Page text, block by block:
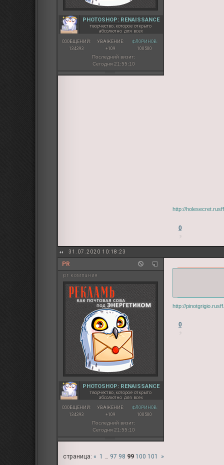
PHOTOSHOP: RENAISSANCE
творчество, которое открыто
абсолютно для всех
СООБЩЕНИЙ:
134393
УВАЖЕНИЕ:
+109
ФЛОРИНОВ:
100500
Последний визит:
Сегодня 21:55:10
http://
0
31.07.2020 10:18:23
PR
pr компания
PHOTOSHOP: RENAISSANCE
творчество, которое открыто
абсолютно для всех
СООБЩЕНИЙ:
134393
УВАЖЕНИЕ:
+109
ФЛОРИНОВ:
100500
Последний визит:
Сегодня 21:55:10
http://
0
страница:« 1 … 97 98 99 100 101 »